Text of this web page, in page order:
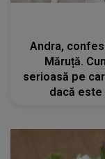
Andra,
Măruță. Cum a decurs ultima discuție
serioasă pe
dacă este